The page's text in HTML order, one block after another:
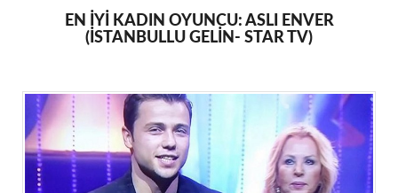
EN İYİ KADIN OYUNCU: ASLI ENVER
(İSTANBULLU GELİN- STAR TV)